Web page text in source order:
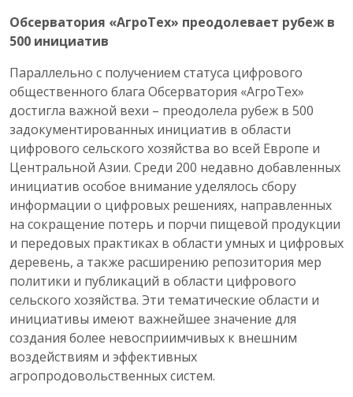
Обсерватория «АгроТех» преодолевает рубеж в
500 инициатив
Параллельно с получением статуса цифрового
общественного блага Обсерватория «АгроТех»
достигла важной вехи – преодолела рубеж в 500
задокументированных инициатив в области
цифрового сельского хозяйства во всей Европе и
Центральной Азии. Среди 200 недавно добавленных
инициатив особое внимание уделялось сбору
информации о цифровых решениях, направленных
на сокращение потерь и порчи пищевой продукции
и передовых практиках в области умных и цифровых
деревень, а также расширению репозитория мер
политики и публикаций в области цифрового
сельского хозяйства. Эти тематические области и
инициативы имеют важнейшее значение для
создания более невосприимчивых к внешним
воздействиям и эффективных
агропродовольственных систем.